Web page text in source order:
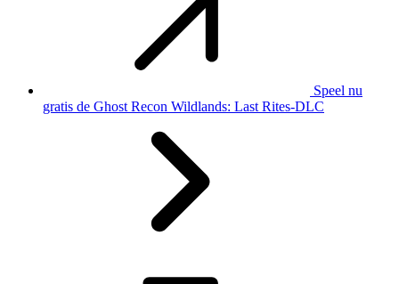
Speel nu
gratis de Ghost Recon Wildlands: Last Rites-DLC